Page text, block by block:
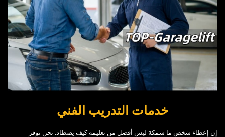
خدمات التدريب الفني
إن إعطاء شخص ما سمكة ليس أفضل من تعليمه كيف يصطاد. نحن نوفر